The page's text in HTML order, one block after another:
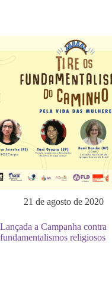
21 de agosto de 2020
Lançada a Campanha contra
fundamentalismos religiosos